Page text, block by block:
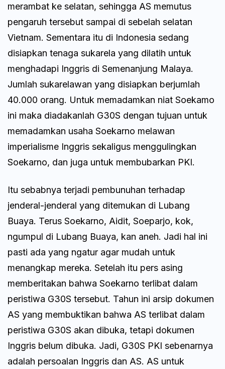
merambat ke selatan, sehingga AS memutus
pengaruh tersebut sampai di sebelah selatan
Vietnam. Sementara itu di Indonesia sedang
disiapkan tenaga sukarela yang dilatih untuk
menghadapi Inggris di Semenanjung Malaya.
Jumlah sukarelawan yang disiapkan berjumlah
40.000 orang. Untuk memadamkan niat Soekamo
ini maka diadakanlah G30S dengan tujuan untuk
memadamkan usaha Soekarno melawan
imperialisme Inggris sekaligus menggulingkan
Soekarno, dan juga untuk membubarkan PKI.
Itu sebabnya terjadi pembunuhan terhadap
jenderal-jenderal yang ditemukan di Lubang
Buaya. Terus Soekarno, Aidit, Soeparjo, kok,
ngumpul di Lubang Buaya, kan aneh. Jadi hal ini
pasti ada yang ngatur agar mudah untuk
menangkap mereka. Setelah itu pers asing
memberitakan bahwa Soekarno terlibat dalam
peristiwa G30S tersebut. Tahun ini arsip dokumen
AS yang membuktikan bahwa AS terlibat dalam
peristiwa G30S akan dibuka, tetapi dokumen
Inggris belum dibuka. Jadi, G30S PKI sebenarnya
adalah persoalan Inggris dan AS. AS untuk